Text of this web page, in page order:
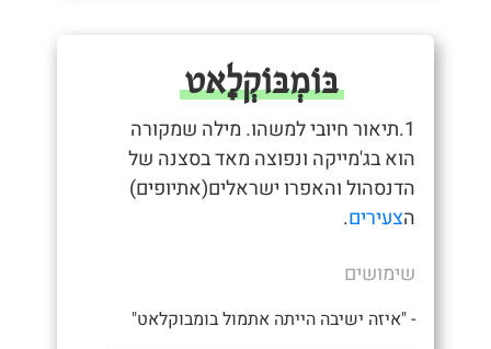
בּוֹמְבּוֹקְלָאט
1.תיאור חיובי למשהו. מילה שמקורה
הוא בג'מייקה ונפוצה מאד בסצנה של
הדנסהול והאפרו ישראלים(אתיופים)
הצעירים.
שימושים
- "איזה ישיבה הייתה אתמול בומבוקלאט"